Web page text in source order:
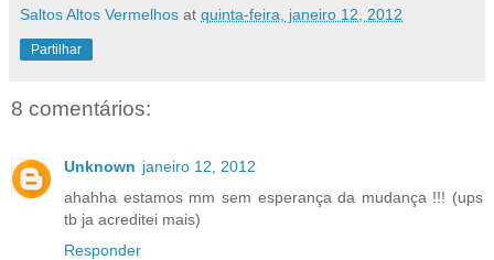
Saltos Altos Vermelhos at quinta-feira, janeiro 12, 2012
Partilhar
8 comentários:
Unknown janeiro 12, 2012
ahahha estamos mm sem esperança da mudança !!! (ups
tb ja acreditei mais)
Responder